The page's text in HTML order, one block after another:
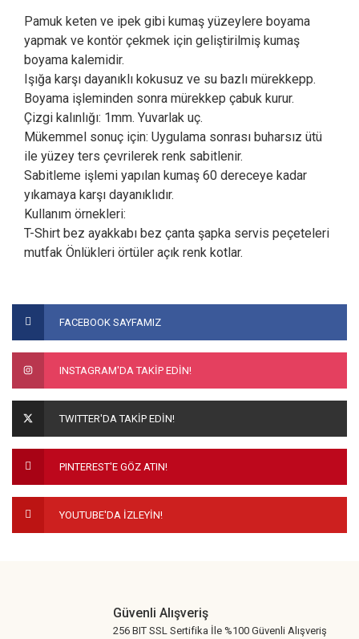
Pamuk keten ve ipek gibi kumaş yüzeylere boyama
yapmak ve kontör çekmek için geliştirilmiş kumaş
boyama kalemidir.
Işığa karşı dayanıklı kokusuz ve su bazlı mürekkepp.
Boyama işleminden sonra mürekkep çabuk kurur.
Çizgi kalınlığı: 1mm. Yuvarlak uç.
Mükemmel sonuç için: Uygulama sonrası buharsız ütü
ile yüzey ters çevrilerek renk sabitlenir.
Sabitleme işlemi yapılan kumaş 60 dereceye kadar
yıkamaya karşı dayanıklıdır.
Kullanım örnekleri:
T-Shirt bez ayakkabı bez çanta şapka servis peçeteleri
mutfak Önlükleri örtüler açık renk kotlar.
Bu ürüne ilk yorumu siz yapın!
Yorum Yaz
kullanarak tarafımıza iletebilirsiniz.
Görüş ve önerileriniz için teşekkür ederiz.
Ürün açıklamasında eksik bilgiler bulunuyor.
Ürün fiyatı diğer sitelerden daha pahalı.
Bu ürüne benzer farklı alternatifler olmalı.
FACEBOOK SAYFAMIZ
INSTAGRAM'DA TAKİP EDİN!
TWITTER'DA TAKİP EDİN!
PINTEREST'E GÖZ ATIN!
YOUTUBE'DA İZLEYİN!
Güvenli Alışveriş
256 BIT SSL Sertifika İle %100 Güvenli Alışveriş